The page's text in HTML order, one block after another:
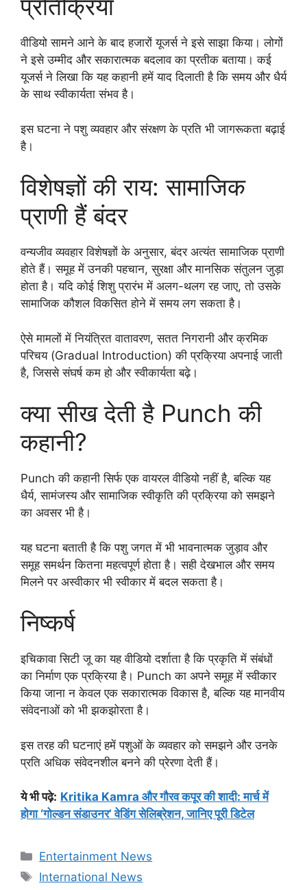
प्रतिक्रिया
वीडियो सामने आने के बाद हजारों यूजर्स ने इसे साझा किया। लोगों
ने इसे उम्मीद और सकारात्मक बदलाव का प्रतीक बताया। कई
यूजर्स ने लिखा कि यह कहानी हमें याद दिलाती है कि समय और धैर्य
के साथ स्वीकार्यता संभव है।
इस घटना ने पशु व्यवहार और संरक्षण के प्रति भी जागरूकता बढ़ाई
है।
विशेषज्ञों की राय: सामाजिक
प्राणी हैं बंदर
वन्यजीव व्यवहार विशेषज्ञों के अनुसार, बंदर अत्यंत सामाजिक प्राणी
होते हैं। समूह में उनकी पहचान, सुरक्षा और मानसिक संतुलन जुड़ा
होता है। यदि कोई शिशु प्रारंभ में अलग-थलग रह जाए, तो उसके
सामाजिक कौशल विकसित होने में समय लग सकता है।
ऐसे मामलों में नियंत्रित वातावरण, सतत निगरानी और क्रमिक
परिचय (Gradual Introduction) की प्रक्रिया अपनाई जाती
है, जिससे संघर्ष कम हो और स्वीकार्यता बढ़े।
क्या सीख देती है Punch की
कहानी?
Punch की कहानी सिर्फ एक वायरल वीडियो नहीं है, बल्कि यह
धैर्य, सामंजस्य और सामाजिक स्वीकृति की प्रक्रिया को समझने
का अवसर भी है।
यह घटना बताती है कि पशु जगत में भी भावनात्मक जुड़ाव और
समूह समर्थन कितना महत्वपूर्ण होता है। सही देखभाल और समय
मिलने पर अस्वीकार भी स्वीकार में बदल सकता है।
निष्कर्ष
इचिकावा सिटी जू का यह वीडियो दर्शाता है कि प्रकृति में संबंधों
का निर्माण एक प्रक्रिया है। Punch का अपने समूह में स्वीकार
किया जाना न केवल एक सकारात्मक विकास है, बल्कि यह मानवीय
संवेदनाओं को भी झकझोरता है।
इस तरह की घटनाएं हमें पशुओं के व्यवहार को समझने और उनके
प्रति अधिक संवेदनशील बनने की प्रेरणा देती हैं।
ये भी पढ़े: Kritika Kamra और गौरव कपूर की शादी: मार्च में
होगा ‘गोल्डन संडाउनर’ वेडिंग सेलिब्रेशन, जानिए पूरी डिटेल
Categories
Entertainment News
Tags
International News